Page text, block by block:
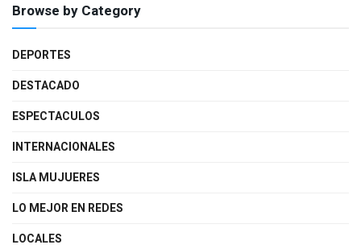
Browse by Category
DEPORTES
DESTACADO
ESPECTACULOS
INTERNACIONALES
ISLA MUJUERES
LO MEJOR EN REDES
LOCALES